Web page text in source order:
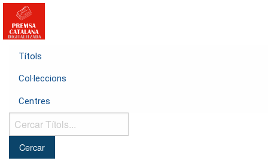
Títols
Col·leccions
Centres
Cercar
Títols...